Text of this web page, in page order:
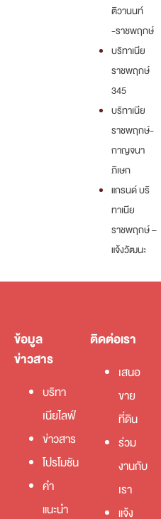
ติวานนท์
-ราชพฤกษ์
บริทาเนีย
ราชพฤกษ์
345
บริทาเนีย
ราชพฤกษ์-
กาญจนา
ภิเษก
แกรนด์ บริ
ทาเนีย
ราชพฤกษ์ –
แจ้งวัฒนะ
ข้อมูล
ข่าวสาร
บริทา
เนียไลฟ์
ข่าวสาร
โปรโมชัน
คำ
แนะนำ
ติดต่อเรา
เสนอ
ขาย
ที่ดิน
ร่วม
งานกับ
เรา
แจ้ง